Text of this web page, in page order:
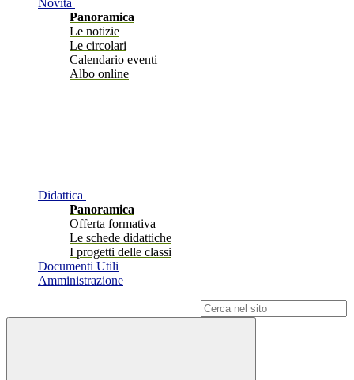
Novità
Panoramica
Le notizie
Le circolari
Calendario eventi
Albo online
Didattica
Panoramica
Offerta formativa
Le schede didattiche
I progetti delle classi
Documenti Utili
Amministrazione